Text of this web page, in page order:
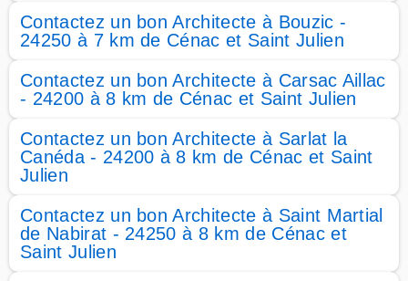
Contactez un bon Architecte à Bouzic -
24250 à 7 km de Cénac et Saint Julien
Contactez un bon Architecte à Carsac Aillac
- 24200 à 8 km de Cénac et Saint Julien
Contactez un bon Architecte à Sarlat la
Canéda - 24200 à 8 km de Cénac et Saint
Julien
Contactez un bon Architecte à Saint Martial
de Nabirat - 24250 à 8 km de Cénac et
Saint Julien